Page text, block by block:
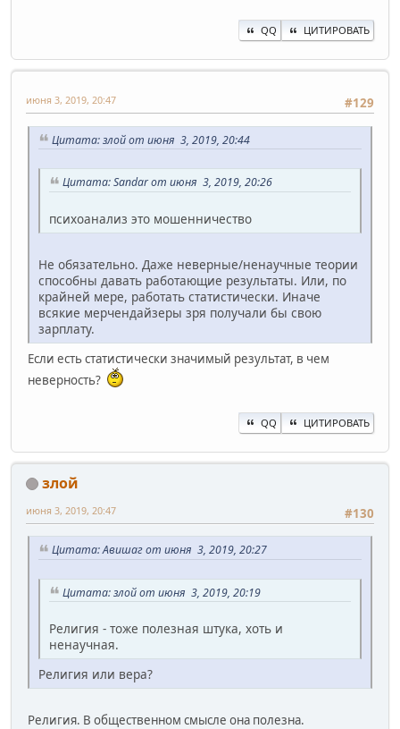
QQ ЦИТИРОВАТЬ
#129
июня 3, 2019, 20:47
Цитата: злой от июня 3, 2019, 20:44
Цитата: Sandar от июня 3, 2019, 20:26
психоанализ это мошенничество
Не обязательно. Даже неверные/ненаучные теории
способны давать работающие результаты. Или, по
крайней мере, работать статистически. Иначе
всякие мерчендайзеры зря получали бы свою
зарплату.
Если есть статистически значимый результат, в чем
неверность?
QQ ЦИТИРОВАТЬ
злой
#130
июня 3, 2019, 20:47
Цитата: Авишаг от июня 3, 2019, 20:27
Цитата: злой от июня 3, 2019, 20:19
Религия - тоже полезная штука, хоть и
ненаучная.
Религия или вера?
Религия. В общественном смысле она полезна.